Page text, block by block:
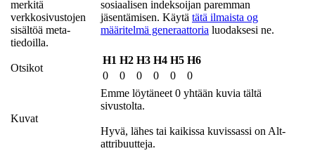
merkitä
verkkosivustojen
sisältöä meta-
tiedoilla.
sosiaalisen indeksoijan paremman
jäsentämisen. Käytä tätä ilmaista og
määritelmä generaattoria luodaksesi ne.
Otsikot
H1 H2 H3 H4 H5 H6
0
0 0 0 0 0
Kuvat
Emme löytäneet 0 yhtään kuvia tältä
sivustolta.
Hyvä, lähes tai kaikissa kuvissassi on Alt-
attribuutteja.